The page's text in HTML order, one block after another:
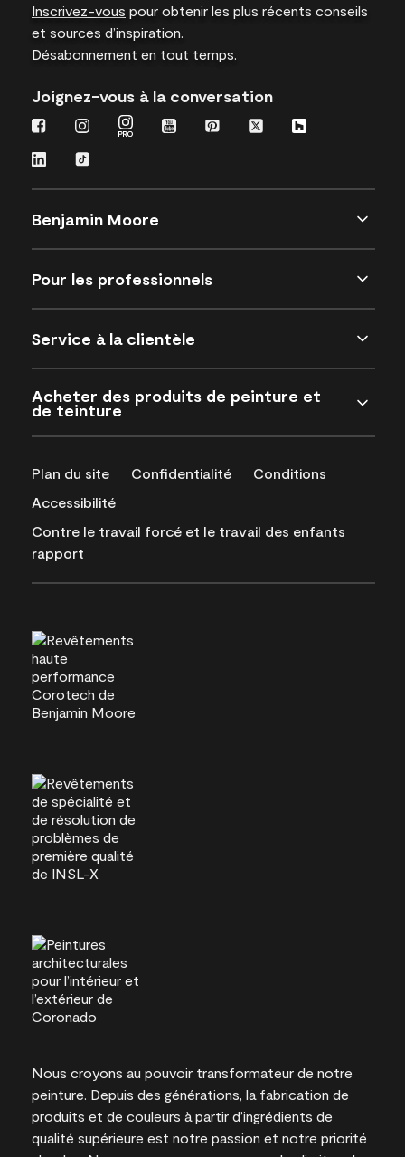
Inscrivez-vous pour obtenir les plus récents conseils
et sources d’inspiration.
Désabonnement en tout temps.
Joignez-vous à la conversation
Benjamin Moore
Pour les professionnels
Service à la clientèle
Acheter des produits de peinture et
de teinture
Plan du site Confidentialité
Conditions
Accessibilité
Contre le travail forcé et le travail des enfants
rapport
Nous croyons au pouvoir transformateur de notre
peinture. Depuis des générations, la fabrication de
produits et de couleurs à partir d’ingrédients de
qualité supérieure est notre passion et notre priorité